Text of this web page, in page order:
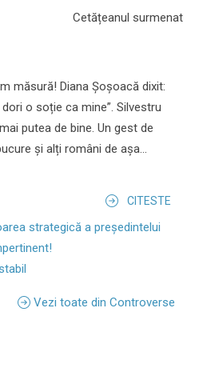
Cetățeanul surmenat
măsură! Diana Șoșoacă dixit:
o soție ca mine”. Silvestru
putea de bine. Un gest de
și alți români de așa...
CITESTE
strategică a președintelui
Vezi toate din Controverse